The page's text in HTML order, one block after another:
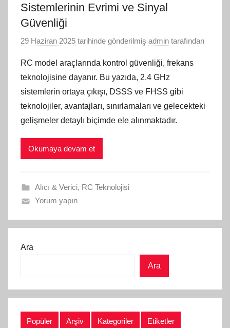
Sistemlerinin Evrimi ve Sinyal
Güvenliği
29 Haziran 2025 tarihinde gönderilmiş admin tarafından
RC model araçlarında kontrol güvenliği, frekans
teknolojisine dayanır. Bu yazıda, 2.4 GHz
sistemlerin ortaya çıkışı, DSSS ve FHSS gibi
teknolojiler, avantajları, sınırlamaları ve gelecekteki
gelişmeler detaylı biçimde ele alınmaktadır.
Okumaya devam et
Alıcı & Verici, RC Teknolojisi
Yorum yapın
Ara
Ara
Popüler Arşiv Kategoriler Etiketler